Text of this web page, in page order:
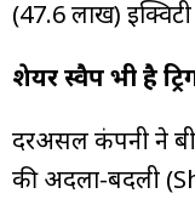
(47.6 लाख)
शेयर स्वैप भी है
दरअसल कंपनी ने
की अदला-बदली